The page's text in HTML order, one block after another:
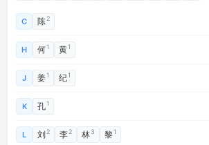
C 陈2
H 何1 黄1
J 姜1 纪1
K 孔1
L 刘 2 李2 林3 黎1